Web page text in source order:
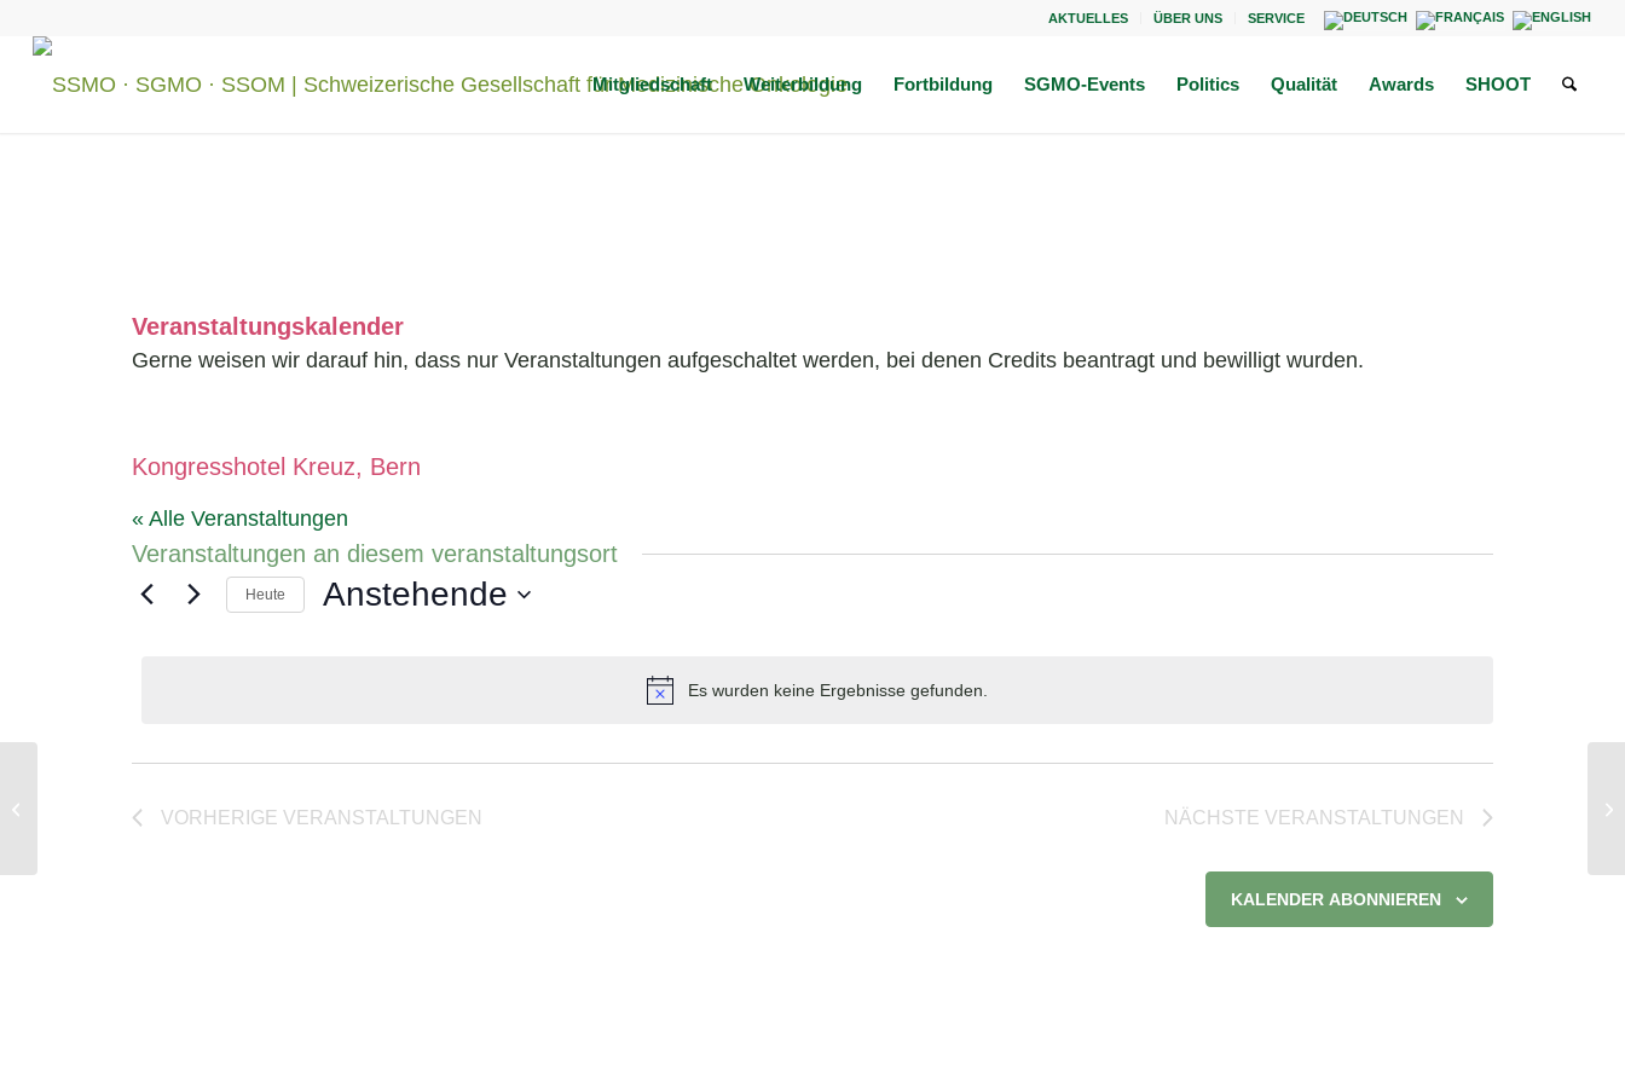
AKTUELLES ÜBER UNS SERVICE
Mitgliedschaft Weiterbildung Fortbildung SGMO-Events Politics Qualität Awards SHOOT
Veranstaltungskalender
Gerne weisen wir darauf hin, dass nur Veranstaltungen aufgeschaltet werden, bei denen Credits beantragt und bewilligt wurden.
Kongresshotel Kreuz, Bern
« Alle Veranstaltungen
Veranstaltungen an diesem veranstaltungsort
Hinweis
Es wurden keine Ergebnisse gefunden.
Heute Anstehende
VORHERIGE VERANSTALTUNGEN NÄCHSTE VERANSTALTUNGEN
KALENDER ABONNIEREN
Hauts de Genolier, 1272 Genolier